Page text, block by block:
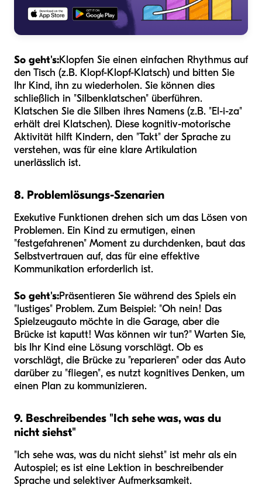
So geht's:Klopfen Sie einen einfachen Rhythmus auf
den Tisch (z.B. Klopf-Klopf-Klatsch) und bitten Sie
Ihr Kind, ihn zu wiederholen. Sie können dies
schließlich in "Silbenklatschen" überführen.
Klatschen Sie die Silben ihres Namens (z.B. "El-i-za"
erhält drei Klatschen). Diese kognitiv-motorische
Aktivität hilft Kindern, den "Takt" der Sprache zu
verstehen, was für eine klare Artikulation
unerlässlich ist.
8. Problemlösungs-Szenarien
Exekutive Funktionen drehen sich um das Lösen von
Problemen. Ein Kind zu ermutigen, einen
"festgefahrenen" Moment zu durchdenken, baut das
Selbstvertrauen auf, das für eine effektive
Kommunikation erforderlich ist.
So geht's:Präsentieren Sie während des Spiels ein
"lustiges" Problem. Zum Beispiel: "Oh nein! Das
Spielzeugauto möchte in die Garage, aber die
Brücke ist kaputt! Was können wir tun?" Warten Sie,
bis Ihr Kind eine Lösung vorschlägt. Ob es
vorschlägt, die Brücke zu "reparieren" oder das Auto
darüber zu "fliegen", es nutzt kognitives Denken, um
einen Plan zu kommunizieren.
9. Beschreibendes "Ich sehe was, was du
nicht siehst"
"Ich sehe was, was du nicht siehst" ist mehr als ein
Autospiel; es ist eine Lektion in beschreibender
Sprache und selektiver Aufmerksamkeit.